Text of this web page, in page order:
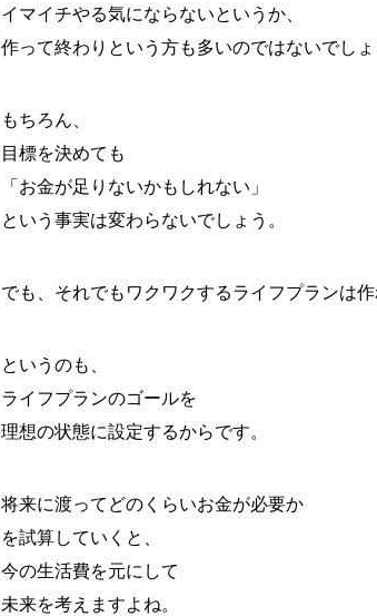
イマイチやる気にならないというか、
作って終わりという方も多いのではないでしょ
もちろん、
目標を決めても
「お金が足りないかもしれない」
という事実は変わらないでしょう。
でも、それでもワクワクするライフプランは作
というのも、
ライフプランのゴールを
理想の状態に設定するからです。
将来に渡ってどのくらいお金が必要か
を試算していくと、
今の生活費を元にして
未来を考えますよね。